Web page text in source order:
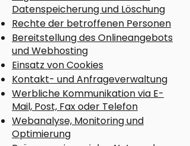
Datenspeicherung und Löschung
Rechte der betroffenen Personen
Bereitstellung des Onlineangebots
und Webhosting
Einsatz von Cookies
Kontakt- und Anfrageverwaltung
Werbliche Kommunikation via E-
Mail, Post, Fax oder Telefon
Webanalyse, Monitoring und
Optimierung